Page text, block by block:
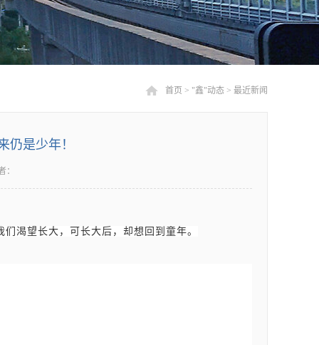
首页 > "鑫"动态 > 最近新闻
仍是少年！
：
渴望长大，可长大后，却想回到童年。